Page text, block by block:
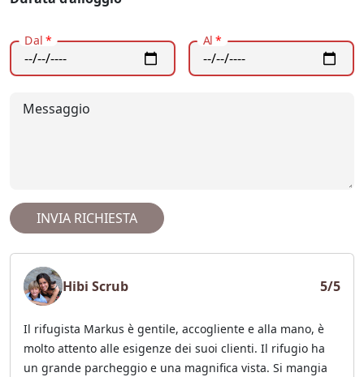
Dal * Al*
Messaggio
INVIA RICHIESTA
Hibi Scrub 5/5
Il rifugista Markus è gentile, accogliente e alla mano, è
molto attento alle esigenze dei suoi clienti. Il rifugio ha
un grande parcheggio e una magnifica vista. Si mangia